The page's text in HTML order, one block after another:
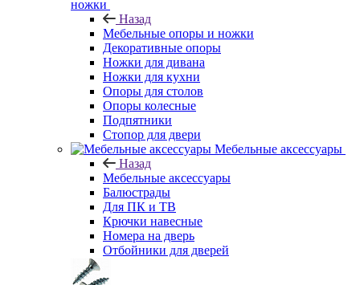
ножки
Назад
Мебельные опоры и ножки
Декоративные опоры
Ножки для дивана
Ножки для кухни
Опоры для столов
Опоры колесные
Подпятники
Стопор для двери
Мебельные аксессуары
Назад
Мебельные аксессуары
Балюстрады
Для ПК и ТВ
Крючки навесные
Номера на дверь
Отбойники для дверей